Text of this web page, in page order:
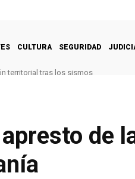
CULTURA SEGURIDAD
territorial tras los sismos
de